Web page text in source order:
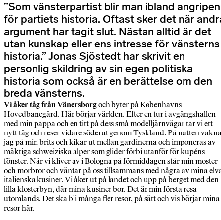
”Som vänsterpartist blir man ibland angripen
för partiets historia. Oftast sker det när
argument har tagit slut. Nästan alltid är det
utan kunskap eller ens intresse för vänsterns
historia.” Jonas Sjöstedt har skrivit en
personlig skildring av sin egen politiska
historia som också är en berättelse om den
breda vänsterns.
Vi åker tåg från Vänersborgoch byter på Københavns
Hovedbanegård. Här börjar världen. Efter en tur i avgångshallen
med min pappa och en titt på dess små modelljärnvägar tar vi ett
nytt tåg och reser vidare söderut genom Tyskland. På natten
jag på min brits och kikar ut mellan gardinerna och imponeras av
mäktiga schweiziska alper som glider förbi utanför för kupéns
fönster. När vi kliver av i Bologna på förmiddagen står min moster
och morbror och väntar på oss tillsammans med några av mina
italienska kusiner. Vi åker ut på landet och upp på berget med den
lilla klosterbyn, där mina kusiner bor. Det är min första resa
utomlands. Det ska bli många fler resor, på sätt och vis börjar mina
resor här.